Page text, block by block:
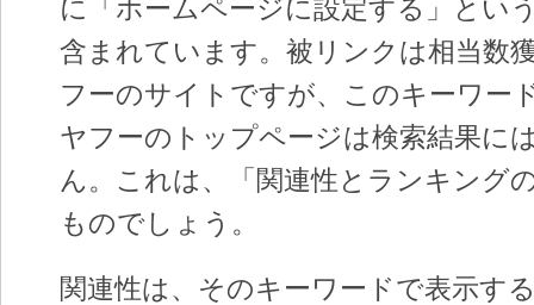
に「ホームページに設定する」とい
含まれています。被リンクは相当数
フーのサイトですが、このキーワー
ヤフーのトップページは検索結果に
ん。これは、「関連性とランキング
ものでしょう。
関連性は、そのキーワードで表示す